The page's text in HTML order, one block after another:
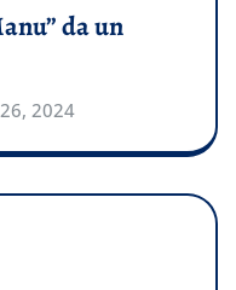
da un
2024